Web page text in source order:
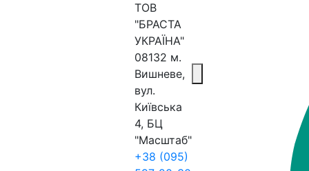
ТОВ
"БРАСТА
УКРАЇНА"
08132 м.
Вишневе,
вул.
Київська
4, БЦ
"Масштаб"
+38 (095)